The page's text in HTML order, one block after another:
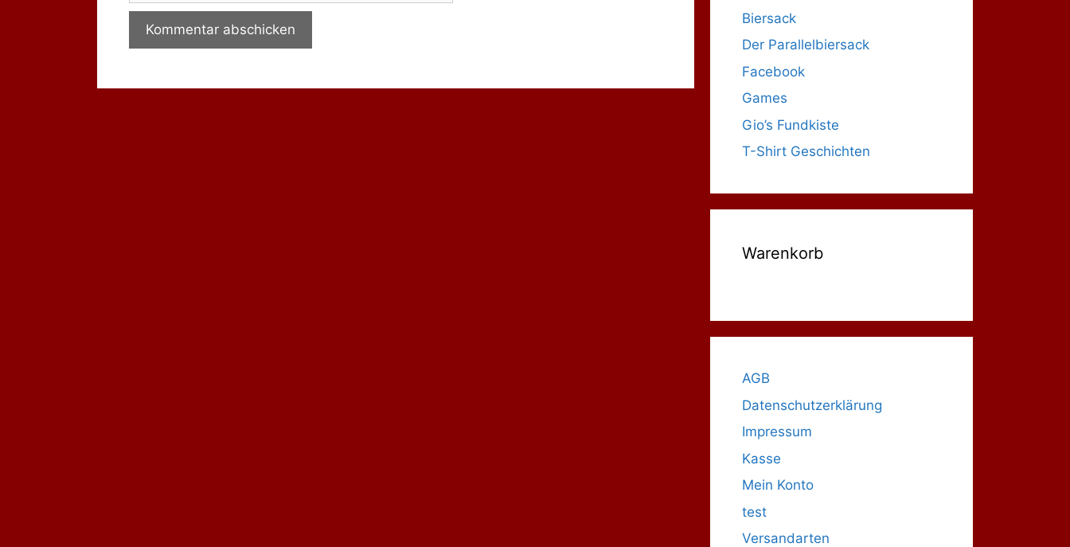
Biersack
Der Parallelbiersack
Facebook
Games
Gio’s Fundkiste
T-Shirt Geschichten
Warenkorb
AGB
Datenschutzerklärung
Impressum
Kasse
Mein Konto
test
Versandarten